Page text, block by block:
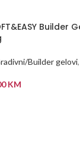
Builder
Builder gelovi,
KM